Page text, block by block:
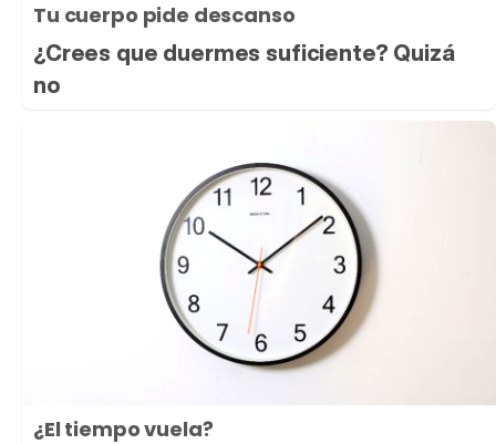
Tu cuerpo pide descanso
¿Crees que duermes suficiente? Quizá
no
¿El tiempo vuela?